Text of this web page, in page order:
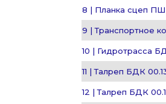
8 | Планка сцеп
9 | Транспортное
10 | Гидротрасса
11 | Талреп БДК
12 | Талреп БДК